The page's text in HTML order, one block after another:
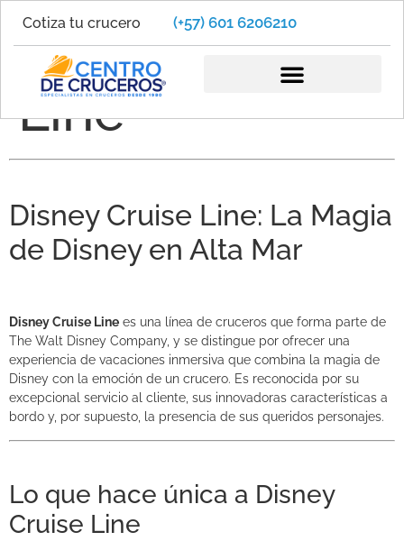
Cotiza tu crucero (+57) 601 6206210
Disney Cruise
Line
Disney Cruise Line: La Magia
de Disney en Alta Mar
Disney Cruise Line es una línea de cruceros que forma parte de
The Walt Disney Company, y se distingue por ofrecer una
experiencia de vacaciones inmersiva que combina la magia de
Disney con la emoción de un crucero. Es reconocida por su
excepcional servicio al cliente, sus innovadoras características a
bordo y, por supuesto, la presencia de sus queridos personajes.
Lo que hace única a Disney
Cruise Line